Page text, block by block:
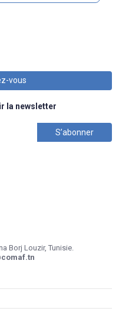
vous
la newsletter
Borj Louzir, Tunisie.